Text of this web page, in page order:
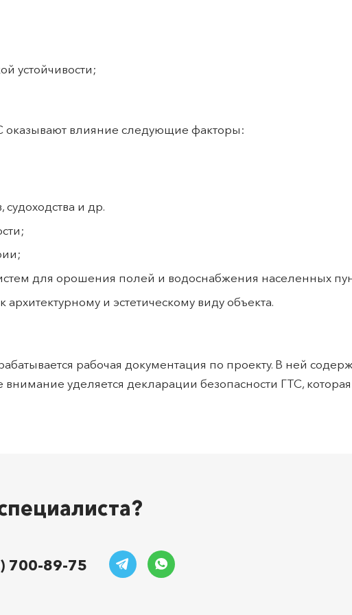
устойчивости;
оказывают влияние следующие факторы:
и др.
для орошения полей и водоснабжения населенных
и эстетическому виду объекта.
рабочая документация по проекту. В ней
уделяется декларации безопасности ГТС,
700-89-75